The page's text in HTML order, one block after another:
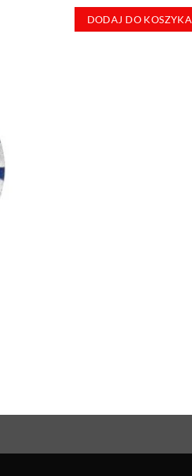
DODAJ DO KOSZYKA